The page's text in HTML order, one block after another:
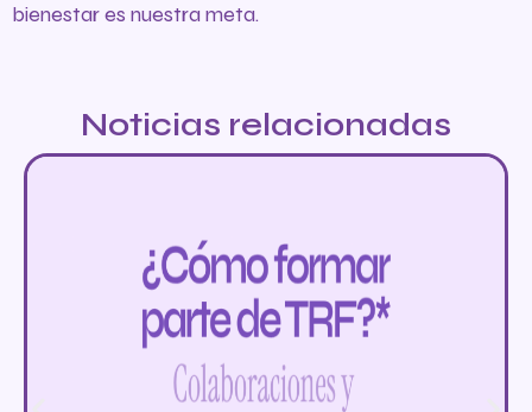
bienestar es nuestra meta.
Noticias relacionadas